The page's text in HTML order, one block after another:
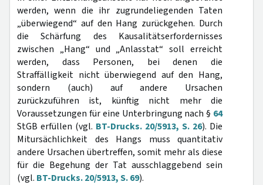
werden, wenn die ihr zugrundeliegenden Taten
„überwiegend“ auf den Hang zurückgehen. Durch
die Schärfung des Kausalitätserfordernisses
zwischen „Hang“ und „Anlasstat“ soll erreicht
werden, dass Personen, bei denen die
Straffälligkeit nicht überwiegend auf den Hang,
sondern (auch) auf andere Ursachen
zurückzuführen ist, künftig nicht mehr die
Voraussetzungen für eine Unterbringung nach § 64
StGB erfüllen (vgl. BT-Drucks. 20/5913, S. 26). Die
Mitursächlichkeit des Hangs muss quantitativ
andere Ursachen übertreffen, somit mehr als diese
für die Begehung der Tat ausschlaggebend sein
(vgl. BT-Drucks. 20/5913, S. 69).